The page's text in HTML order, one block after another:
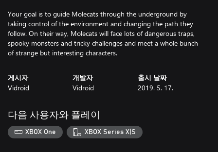
Your goal is to guide Molecats through the underground by
taking control of the environment and changing the path they
follow. On their way, Molecats will face lots of dangerous traps,
spooky monsters and tricky challenges and meet a whole bunch
of strange but interesting characters.
게시자
Vidroid
개발자
Vidroid
출시 날짜
2019. 5. 17.
다음 사용자와 플레이
XBOX One XBOX Series X|S